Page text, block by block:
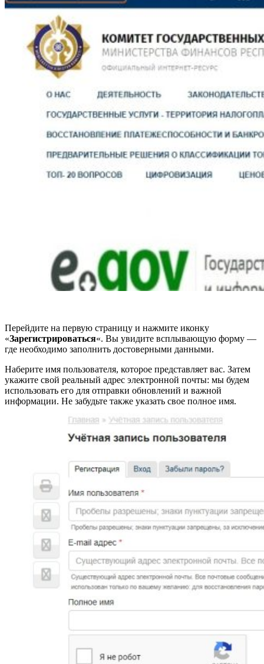
Перейдите на первую страницу и нажмите иконку
«Зарегистрироваться«. Вы увидите всплывающую форму —
где необходимо заполнить достоверными данными.
Наберите имя пользователя, которое представляет вас. Затем
укажите свой реальный адрес электронной почты: мы будем
использовать его для отправки обновлений и важной
информации. Не забудьте также указать свое полное имя.